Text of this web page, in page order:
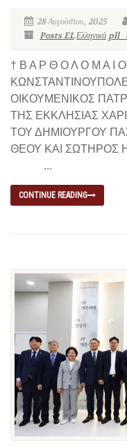
28 Αυγούστου, 2025
Posts ELΕλληνικά
† Β Α Ρ Θ Ο Λ Ο Μ Α Ι
ΟΙΚΟΥΜΕΝΙΚΟΣ
ΤΗΣ ΕΚΚΛΗΣΙΑΣ
ΤΟΥ ΔΗΜΙΟΥΡΓΟΥ
ΘΕΟΥ ΚΑΙ ΣΩΤΗΡΟΣ
...
CONTINUE READING